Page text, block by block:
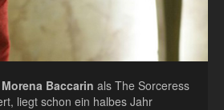
Morena Baccarin als The Sorceress
liegt schon ein halbes Jahr